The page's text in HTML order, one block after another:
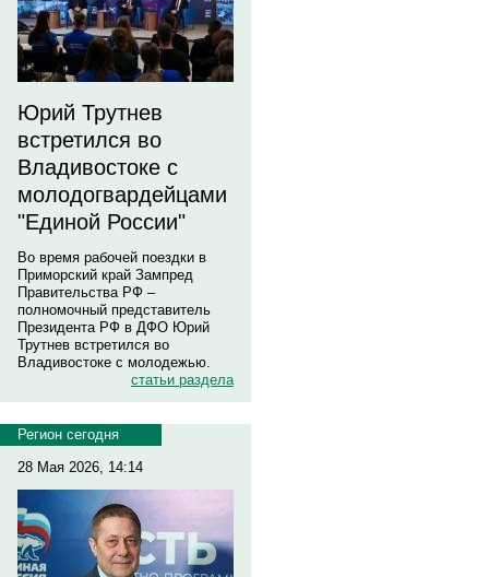
Юрий Трутнев
встретился во
Владивостоке с
молодогвардейцами
"Единой России"
Во время рабочей поездки в
Приморский край Зампред
Правительства РФ –
полномочный представитель
Президента РФ в ДФО Юрий
Трутнев встретился во
Владивостоке с молодежью.
статьи раздела
Регион сегодня
28 Мая 2026, 14:14